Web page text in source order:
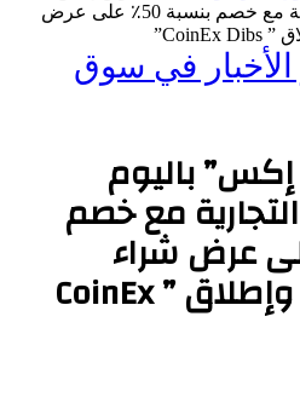
باليوم الثاني للعلامة التجارية مع خصم بنسبة 50٪ على عرض
الأخبار في سوق
باليوم
مع خصم
على عرض شراء
الإيثريوم (ETH) وإطلاق ” CoinEx